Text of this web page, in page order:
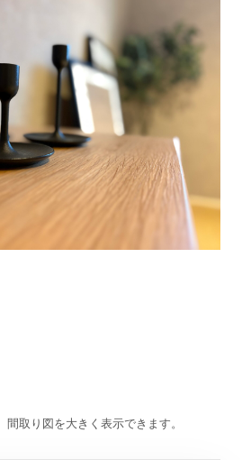
取り図を大きく表示できます。